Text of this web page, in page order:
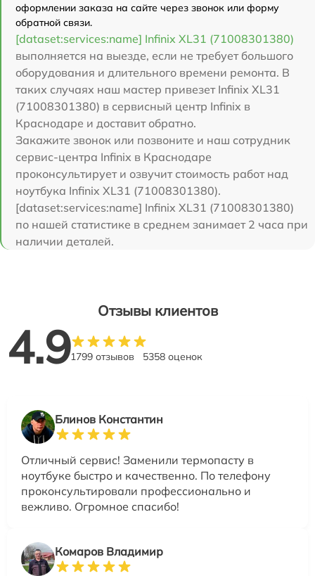
оформлении заказа на сайте через звонок или форму
обратной связи.
[dataset:services:name] Infinix XL31 (71008301380)
выполняется на выезде, если не требует большого
оборудования и длительного времени ремонта. В
таких случаях наш мастер привезет Infinix XL31
(71008301380) в сервисный центр Infinix в
Краснодаре и доставит обратно.
Закажите звонок или позвоните и наш сотрудник
сервис-центра Infinix в Краснодаре
проконсультирует и озвучит стоимость работ над
ноутбука Infinix XL31 (71008301380).
[dataset:services:name] Infinix XL31 (71008301380)
по нашей статистике в среднем занимает 2 часа при
наличии деталей.
Отзывы клиентов
4.91799 отзывов 5358 оценок
Блинов Константин
Отличный сервис! Заменили термопасту в
ноутбуке быстро и качественно. По телефону
проконсультировали профессионально и
вежливо. Огромное спасибо!
Комаров Владимир